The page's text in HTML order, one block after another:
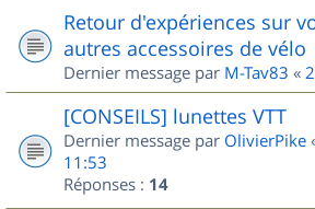
Retour d'expériences sur
autres accessoires de vélo
Dernier message par M-Tav83 «
[CONSEILS] lunettes VTT
Dernier message par OlivierPike
11:53
Réponses : 14